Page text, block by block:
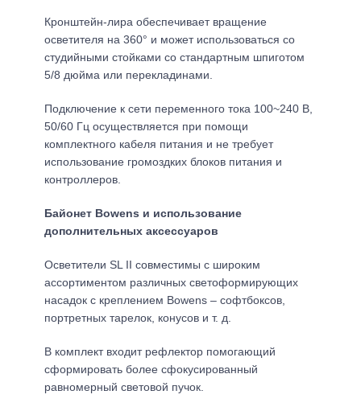
Кронштейн-лира обеспечивает вращение
осветителя на 360° и может использоваться со
студийными стойками со стандартным шпиготом
5/8 дюйма или перекладинами.
Подключение к сети переменного тока 100~240 В,
50/60 Гц осуществляется при помощи
комплектного кабеля питания и не требует
использование громоздких блоков питания и
контроллеров.
Байонет Bowens и использование
дополнительных аксессуаров
Осветители SL II совместимы с широким
ассортиментом различных светоформирующих
насадок с креплением Bowens – софтбоксов,
портретных тарелок, конусов и т. д.
В комплект входит рефлектор помогающий
сформировать более сфокусированный
равномерный световой пучок.